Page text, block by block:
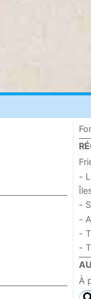
-
-
-
-
-
À